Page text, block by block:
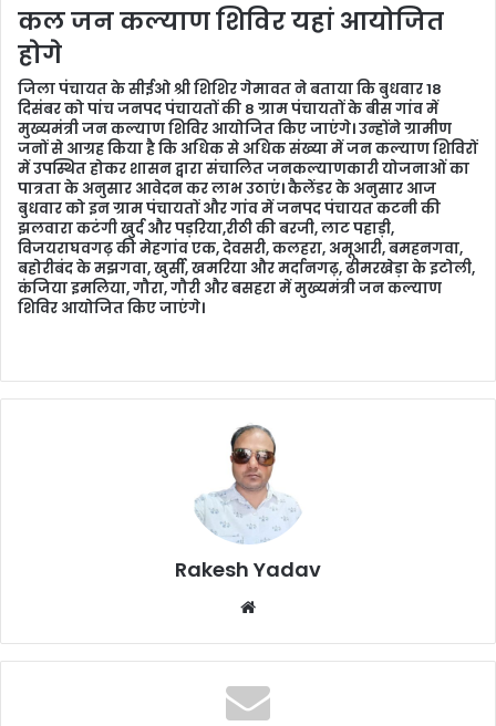
कल जन कल्याण शिविर यहां आयोजित
होगे
जिला पंचायत के सीईओ श्री शिशिर गेमावत ने बताया कि बुधवार 18
दिसंबर को पांच जनपद पंचायतों की 8 ग्राम पंचायतों के बीस गांव में
मुख्यमंत्री जन कल्याण शिविर आयोजित किए जाएंगे। उन्होंने ग्रामीण
जनों से आग्रह किया है कि अधिक से अधिक संख्या में जन कल्याण शिविरों
में उपस्थित होकर शासन द्वारा संचालित जनकल्याणकारी योजनाओं का
पात्रता के अनुसार आवेदन कर लाभ उठाएं। कैलेंडर के अनुसार आज
बुधवार को इन ग्राम पंचायतों और गांव में जनपद पंचायत कटनी की
झलवारा कटंगी खुर्द और पड़रिया,रीठी की बरजी, लाट पहाड़ी,
विजयराघवगढ़ की मेहगांव एक, देवसरी, कलहरा, अमूआरी, बमहनगवा,
बहोरीबंद के मझगवा, खुर्सी, खमरिया और मर्दानगढ़, ढीमरखेड़ा के इटोली,
कंजिया इमलिया, गौरा, गौरी और बसहरा में मुख्यमंत्री जन कल्याण
शिविर आयोजित किए जाएंगे।
Rakesh Yadav
b
s
i